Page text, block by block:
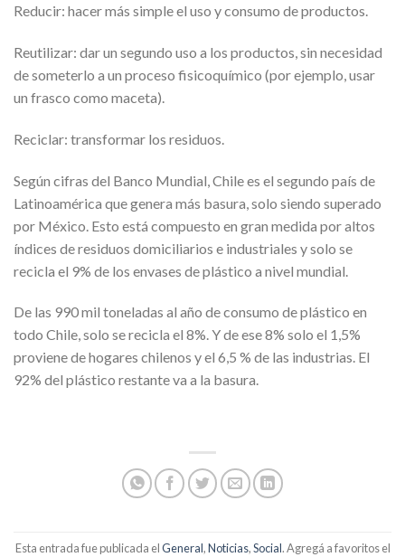
Reducir: hacer más simple el uso y consumo de productos.
Reutilizar: dar un segundo uso a los productos, sin necesidad
de someterlo a un proceso fisicoquímico (por ejemplo, usar
un frasco como maceta).
Reciclar: transformar los residuos.
Según cifras del Banco Mundial, Chile es el segundo país de
Latinoamérica que genera más basura, solo siendo superado
por México. Esto está compuesto en gran medida por altos
índices de residuos domiciliarios e industriales y solo se
recicla el 9% de los envases de plástico a nivel mundial.
De las 990 mil toneladas al año de consumo de plástico en
todo Chile, solo se recicla el 8%. Y de ese 8% solo el 1,5%
proviene de hogares chilenos y el 6,5 % de las industrias. El
92% del plástico restante va a la basura.
Esta entrada fue publicada elGeneral,Noticias,Social. Agregá a favoritos el